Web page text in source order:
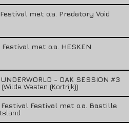
met o.a. Predatory Void
met o.a. HESKEN
- DAK SESSION #3
Westen (Kortrijk))
Festival met o.a. Bastille